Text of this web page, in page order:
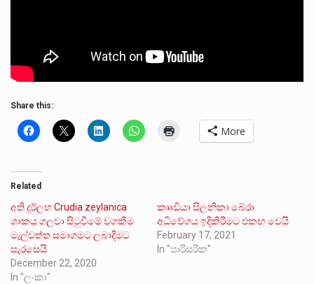
Share this:
More
Related
අති දුර්ලභ Crudia zeylanica
ශාකය ගලවා සිටුවීමේ වගකීම
මැල්වත්ත සමාගමට ලබාදීමට
සැරසෙයි
December 22, 2020
In "ලංකා"
කෲඩියා සිලනිකා බේරා
අධිවේගය ඉදිකිරීමට එකඟ වෙයි
February 17, 2021
In "පාරිසරික"